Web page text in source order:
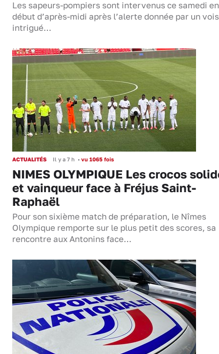
Les sapeurs-pompiers sont intervenus ce samedi en
début d’après-midi après l’alerte donnée par un
intrigué…
ACTUALITÉS Il y a 7 h • vu 1065 fois
NIMES OLYMPIQUE Les crocos
et vainqueur face à Fréjus Saint-
Raphaël
Pour son sixième match de préparation, le Nîmes
Olympique remporte sur le plus petit des scores, sa
rencontre aux Antonins face…